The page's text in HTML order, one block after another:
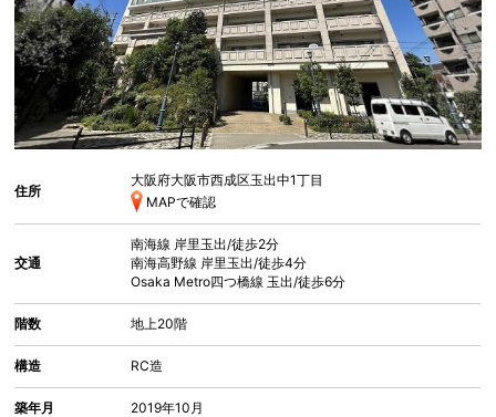
住所
大阪府大阪市西成区玉出中1丁目
MAPで確認
交通
南海線 岸里玉出/徒歩2分
南海高野線 岸里玉出/徒歩4分
Osaka Metro四つ橋線 玉出/徒歩6分
階数 地上20階
構造 RC造
築年月 2019年10月